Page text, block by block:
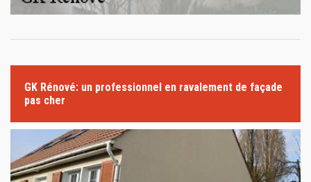
GK Rénové: un professionnel en ravalement de façade
pas cher